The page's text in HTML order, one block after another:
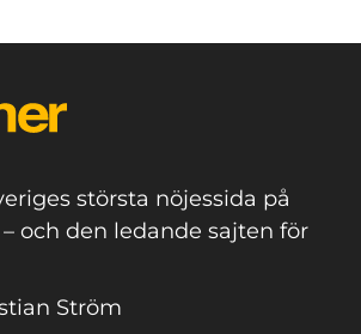
största nöjessida på
och den ledande sajten för
Ström